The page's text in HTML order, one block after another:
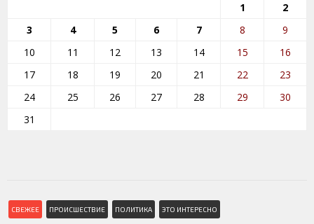
1
2
3
4 5 6 7 8
9
10
11 12 13 14 15
16
17
18 19 20 21 22
23
24
25 26 27 28 29
30
31
СВЕЖЕЕ ПРОИСШЕСТВИЕ ПОЛИТИКА ЭТО ИНТЕРЕСНО